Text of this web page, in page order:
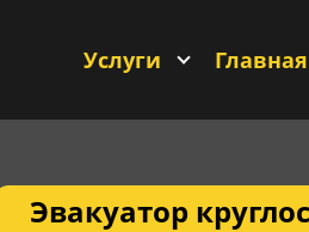
Услуги Главная
Эвакуатор